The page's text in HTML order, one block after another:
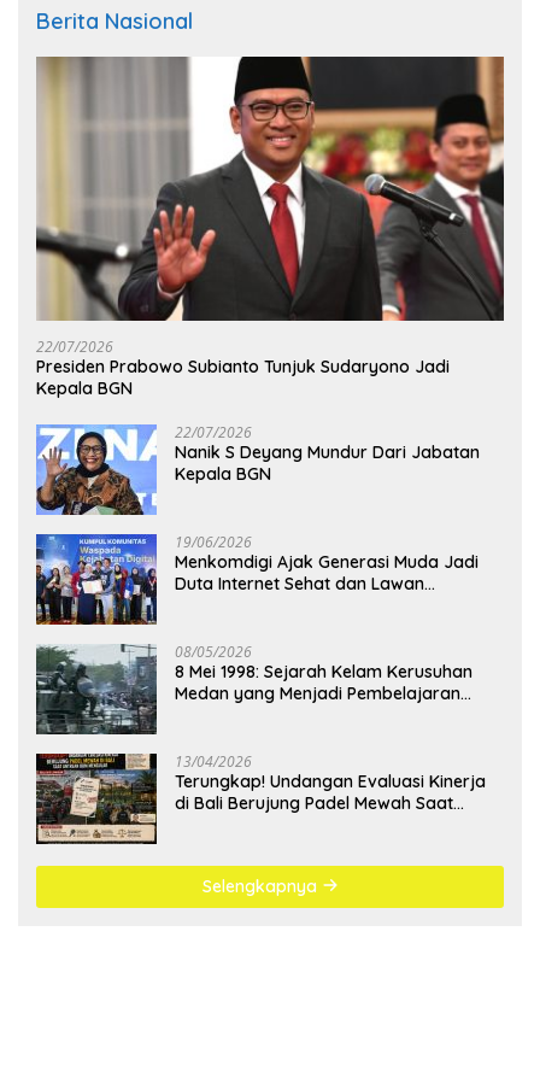
Berita Nasional
22/07/2026
Presiden Prabowo Subianto Tunjuk Sudaryono Jadi
Kepala BGN
22/07/2026
Nanik S Deyang Mundur Dari Jabatan
Kepala BGN
19/06/2026
Menkomdigi Ajak Generasi Muda Jadi
Duta Internet Sehat dan Lawan
08/05/2026
8 Mei 1998: Sejarah Kelam Kerusuhan
Medan yang Menjadi Pembelajaran
13/04/2026
Terungkap! Undangan Evaluasi Kinerja
di Bali Berujung Padel Mewah Saat
Selengkapnya